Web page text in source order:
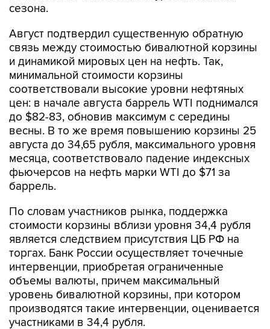
сезона.
Август подтвердил существенную обратную
связь между стоимостью бивалютной корзины
и динамикой мировых цен на нефть. Так,
минимальной стоимости корзины
соответствовали высокие уровни нефтяных
цен: в начале августа баррель WTI поднимался
до $82-83, обновив максимум с середины
весны. В то же время повышению корзины 25
августа до 34,65 рубля, максимального уровня
месяца, соответствовало падение индексных
фьючерсов на нефть марки WTI до $71 за
баррель.
По словам участников рынка, поддержка
стоимости корзины вблизи уровня 34,4 рубля
является следствием присутствия ЦБ РФ на
торгах. Банк России осуществляет точечные
интервенции, приобретая ограниченные
объемы валюты, причем максимальный
уровень бивалютной корзины, при котором
производятся такие интервенции, оценивается
участниками в 34,4 рубля.